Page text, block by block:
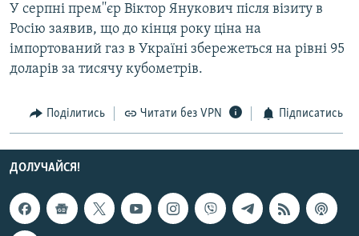
Усі сайти RFE/RL
У серпні прем''єр Віктор Янукович після візиту в
Росію заявив, що до кінця року ціна на
імпортований газ в Україні збережеться на рівні 95
доларів за тисячу кубометрів.
Поділитись Читати без VPN Підписатись
ДОЛУЧАЙСЯ!